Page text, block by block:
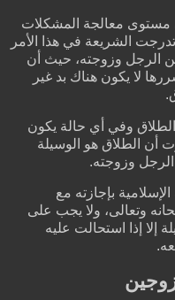
مستوى معالجة المشكلات
الشريعة في هذا الأمر
الرجل وزوجته، حيث أن
لا يكون هناك بد غير
وفي أي حالة يكون
أن الطلاق هو الوسيلة
وزوجته.
بإجازته مع
وتعالى، ولا يجب على
إلا إذا استحالت عليه